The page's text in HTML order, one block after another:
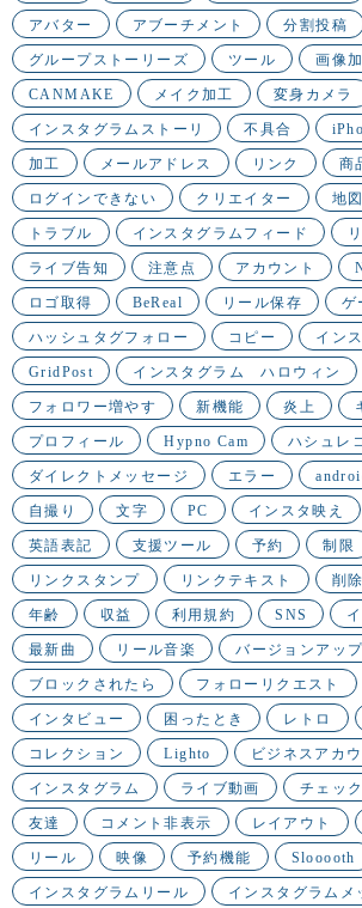
アバター アブーチメント 分割投稿
グループストーリーズ ツール 画像
CANMAKE メイク加工 変身カメラ
インスタグラムストーリ 不具合
加工 メールアドレス リンク 商
ログインできない クリエイター 地図
トラブル インスタグラムフィード
ライブ告知 注意点 アカウント
ロゴ取得 BeReal リール保存 ゲ
ハッシュタグフォロー コピー イン
GridPost インスタグラム ハロウィン
フォロワー増やす 新機能 炎上
プロフィール Hypno Cam ハシュレ
ダイレクトメッセージ エラー
自撮り 文字 PC インスタ映え
英語表記 支援ツール 予約 制限
リンクスタンプ リンクテキスト 削除
年齢 収益 利用規約 SNS
最新曲 リール音楽 バージョンアップ
ブロックされたら フォローリクエスト
インタビュー 困ったとき レトロ
コレクション Lighto ビジネスアカ
インスタグラム ライブ動画 チェッ
友達 コメント非表示 レイアウト
リール 映像 予約機能 Slooooth
インスタグラムリール インスタグラムメ